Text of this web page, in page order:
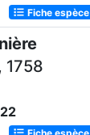
Fiche espèce
1758
Fiche espèce